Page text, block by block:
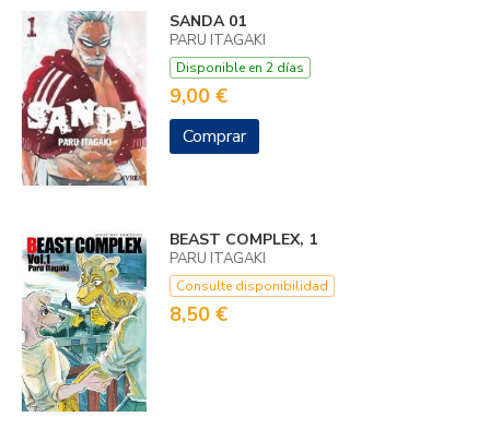
SANDA 01
PARU ITAGAKI
Disponible en 2 días
9,00 €
Comprar
BEAST COMPLEX, 1
PARU ITAGAKI
Consulte disponibilidad
8,50 €